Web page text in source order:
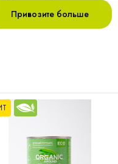
Привозите больше